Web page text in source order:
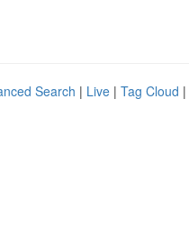
Search | Live | Tag Cloud |